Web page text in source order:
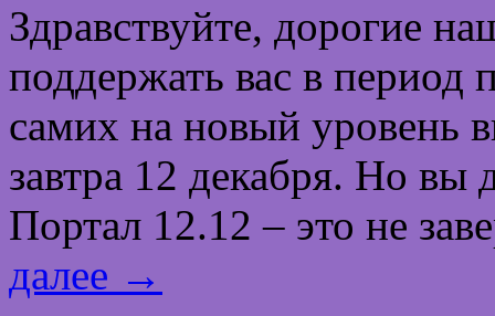
Здравствуйте, дорогие
поддержать вас в период
самих на новый уровень
завтра 12 декабря. Но вы
Портал 12.12 – это не
далее →